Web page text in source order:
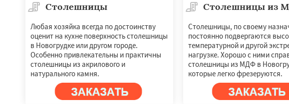
Столешницы
Любая хозяйка всегда по достоинству
оценит на кухне поверхность столешницы
в Новогрудке или другом городе.
Особенно привлекательны и практичны
столешницы из акрилового и
натурального камня.
Столешницы из
Столешницы, по своему
постоянно подвергаются
температурной и другой
нагрузке. Хорошо с ними
столешницы из МДФ в
которые легко фрезеруются.